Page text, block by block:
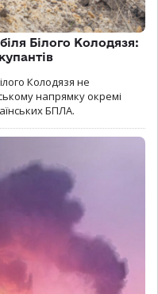
Білого Колодязя:
Колодязя не
напрямку окремі
БПЛА.